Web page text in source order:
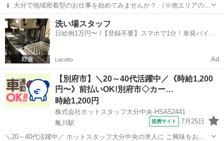
📱 大分で地域密着型のお仕事を始めてみませんか？ （※他エリアの方
もお気軽にご相談ください） ⏳ 時間も場所も自由！自宅からのスター
トもOK ・働く場所や時間に制限はなく、ご自宅からでも無理なくス
タートできます。 ...
大分 大分市 その他
洗い場スタッフ
日給例1万円〜 /【登録不要】スマホで1分！単発バイト
Lacotto Ad
【別府市】＼20～40代活躍中／《時給1,200
円〜》前払いOK!別府市◇カー…
時給1,200円
株式会社ホットスタッフ大分中央-HSA52441
亀川駅
提携サイト 7月25日
＼20～40代活躍中／ ホットスタッフ大分中央の求人に ご興味をお持